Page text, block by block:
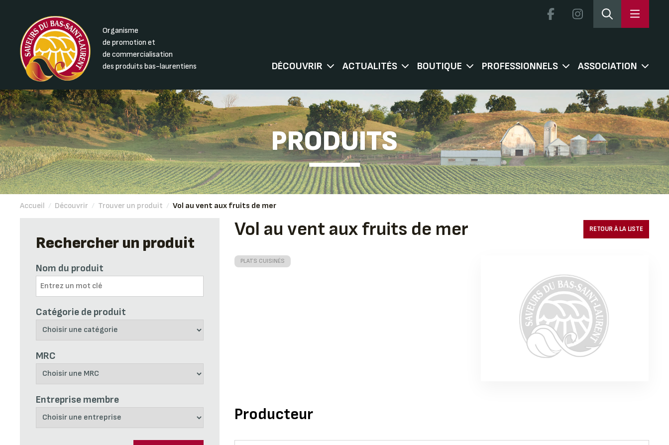
Organisme
de promotion et
de commercialisation
des produits bas-laurentiens
DÉCOUVRIR ACTUALITÉS BOUTIQUE PROFESSIONNELS ASSOCIATION
PRODUITS
Accueil / Découvrir / Trouver un produit / Vol au vent aux fruits de mer
Rechercher un produit
Nom du produit
Catégorie de produit
MRC
Entreprise membre
Vol au vent aux fruits de mer RETOUR À LA LISTE
PLATS CUISINÉS
Producteur